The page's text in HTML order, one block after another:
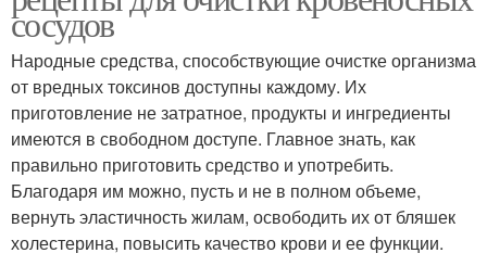
сосудов
Народные средства, способствующие очистке организма
от вредных токсинов доступны каждому. Их
приготовление не затратное, продукты и ингредиенты
имеются в свободном доступе. Главное знать, как
правильно приготовить средство и употребить.
Благодаря им можно, пусть и не в полном объеме,
вернуть эластичность жилам, освободить их от бляшек
холестерина, повысить качество крови и ее функции.